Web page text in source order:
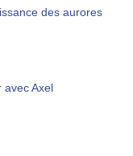
des aurores
avec Axel